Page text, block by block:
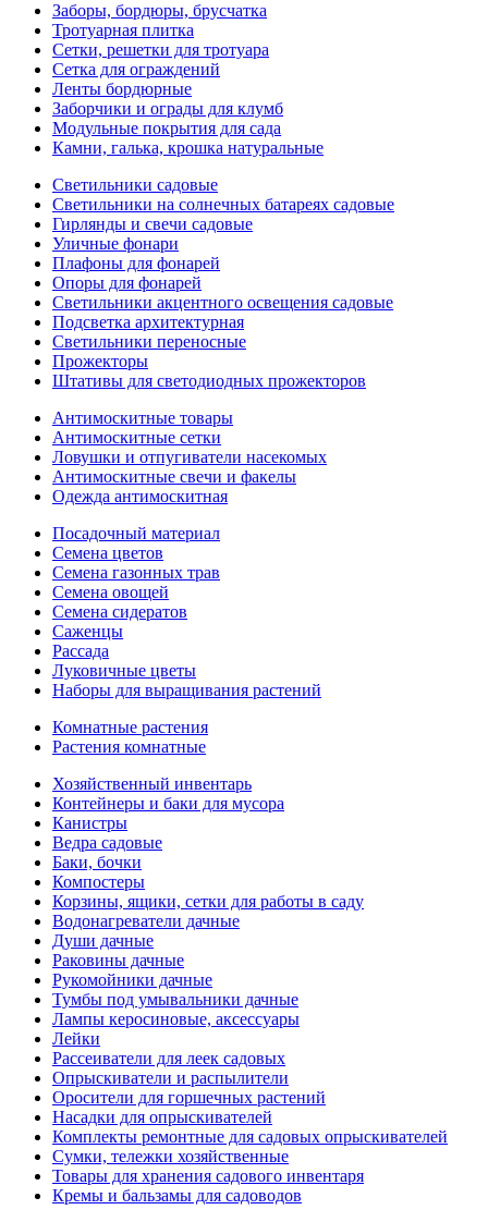
Заборы, бордюры, брусчатка
Тротуарная плитка
Сетки, решетки для тротуара
Сетка для ограждений
Ленты бордюрные
Заборчики и ограды для клумб
Модульные покрытия для сада
Камни, галька, крошка натуральные
Светильники садовые
Светильники на солнечных батареях садовые
Гирлянды и свечи садовые
Уличные фонари
Плафоны для фонарей
Опоры для фонарей
Светильники акцентного освещения садовые
Подсветка архитектурная
Светильники переносные
Прожекторы
Штативы для светодиодных прожекторов
Антимоскитные товары
Антимоскитные сетки
Ловушки и отпугиватели насекомых
Антимоскитные свечи и факелы
Одежда антимоскитная
Посадочный материал
Семена цветов
Семена газонных трав
Семена овощей
Семена сидератов
Саженцы
Рассада
Луковичные цветы
Наборы для выращивания растений
Комнатные растения
Растения комнатные
Хозяйственный инвентарь
Контейнеры и баки для мусора
Канистры
Ведра садовые
Баки, бочки
Компостеры
Корзины, ящики, сетки для работы в саду
Водонагреватели дачные
Души дачные
Раковины дачные
Рукомойники дачные
Тумбы под умывальники дачные
Лампы керосиновые, аксессуары
Лейки
Рассеиватели для леек садовых
Опрыскиватели и распылители
Оросители для горшечных растений
Насадки для опрыскивателей
Комплекты ремонтные для садовых опрыскивателей
Сумки, тележки хозяйственные
Товары для хранения садового инвентаря
Кремы и бальзамы для садоводов